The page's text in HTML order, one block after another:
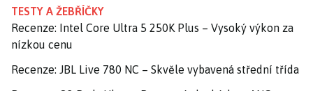
TESTY A ŽEBŘÍČKY
Recenze: Intel Core Ultra 5 250K Plus – Vysoký výkon za
nízkou cenu
Recenze: JBL Live 780 NC – Skvěle vybavená střední třída